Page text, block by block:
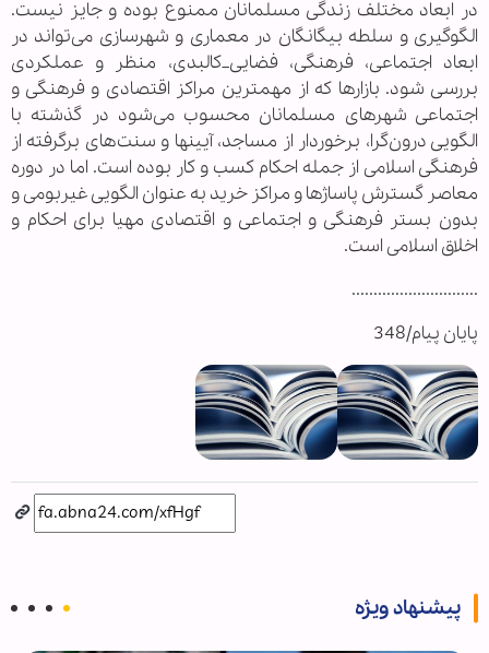
در ابعاد مختلف زندگی مسلمانان ممنوع بوده و جایز نیست.
الگوگیری و سلطه بیگانگان در معماری و شهرسازی می‌تواند در
ابعاد اجتماعی، فرهنگی، فضایی_کالبدی، منظر و عملکردی
بررسی شود. بازارها که از مهمترین مراکز اقتصادی و فرهنگی و
اجتماعی شهرهای مسلمانان محسوب می‌شود در گذشته با
الگویی درون‌گرا، برخوردار از مساجد، آیینها و سنت‌های برگرفته از
فرهنگی اسلامی از جمله احکام کسب و کار بوده است. اما در دوره
معاصر گسترش پاساژها و مراکز خرید به عنوان الگویی غیربومی و
بدون بستر فرهنگی و اجتماعی و اقتصادی مهیا برای احکام و
اخلاق اسلامی است.
.............................
پایان پیام/348
پیشنهاد ویژه